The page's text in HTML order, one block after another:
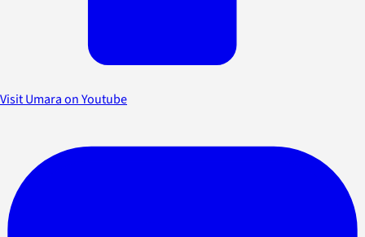
Visit Umara on Youtube